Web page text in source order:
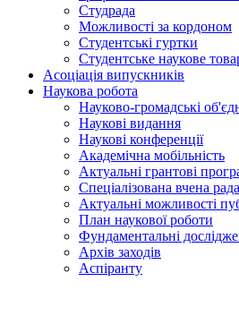
Студрада
Можливості за кордоном
Студентські гуртки
Студентське наукове
Асоціація випускників
Наукова робота
Науково-громадські
Наукові видання
Наукові конференції
Академічна мобільність
Актуальні грантові
Спеціалізована вчена рада
Актуальні можливості
План наукової роботи
Фундаментальні
Архів заходів
Аспіранту